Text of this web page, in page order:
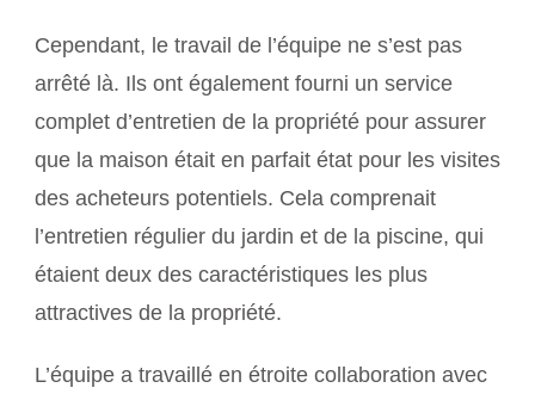
Cependant, le travail de l’équipe ne s’est pas
arrêté là. Ils ont également fourni un service
complet d’entretien de la propriété pour assurer
que la maison était en parfait état pour les visites
des acheteurs potentiels. Cela comprenait
l’entretien régulier du jardin et de la piscine, qui
étaient deux des caractéristiques les plus
attractives de la propriété.
L’équipe a travaillé en étroite collaboration avec